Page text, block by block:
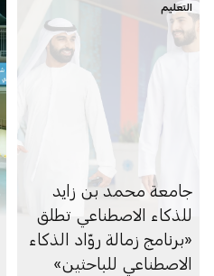
التعليم
جامعة محمد بن زايد
للذكاء الاصطناعي تطلق
«برنامج زمالة روّاد الذكاء
الاصطناعي للباحثين»